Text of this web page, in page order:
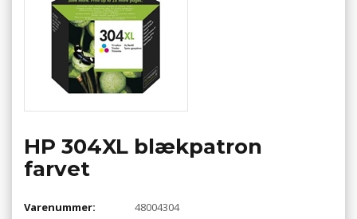
HP 304XL blækpatron
farvet
Varenummer: 48004304